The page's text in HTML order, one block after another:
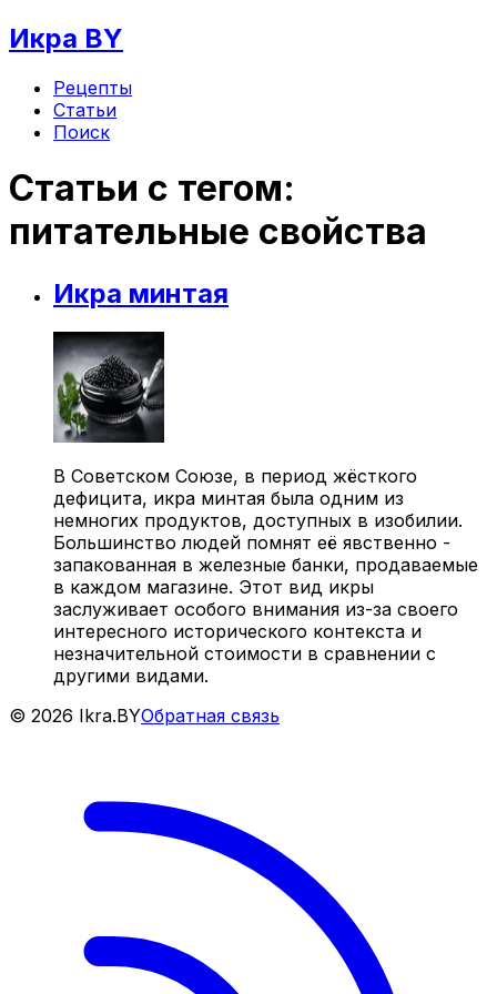
Икра BY
Рецепты
Статьи
Поиск
Статьи с тегом:
питательные свойства
Икра минтая
В Советском Союзе, в период жёсткого
дефицита, икра минтая была одним из
немногих продуктов, доступных в изобилии.
Большинство людей помнят её явственно -
запакованная в железные банки, продаваемые
в каждом магазине. Этот вид икры
заслуживает особого внимания из-за своего
интересного исторического контекста и
незначительной стоимости в сравнении с
другими видами.
© 2026 Ikra.BYОбратная связь